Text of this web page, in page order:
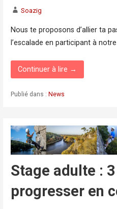
Soazig
Nous te proposons d’allier ta
l’escalade en participant à
Continuer à lire →
Publié dans : News
Stage adulte :
progresser en